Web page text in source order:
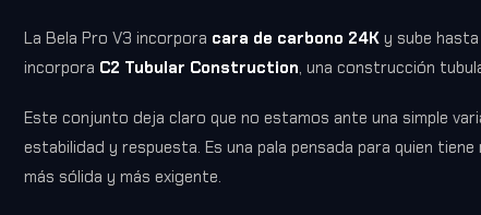
La Bela Pro V3 incorpora cara de carbono 24K y sube
incorpora C2 Tubular Construction, una construcción
Este conjunto deja claro que no estamos ante una simple
estabilidad y respuesta. Es una pala pensada para quien
más sólida y más exigente.